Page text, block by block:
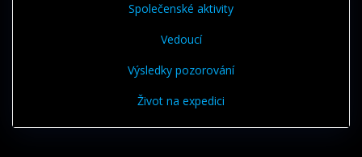
Společenské aktivity
Vedoucí
Výsledky pozorování
Život na expedici